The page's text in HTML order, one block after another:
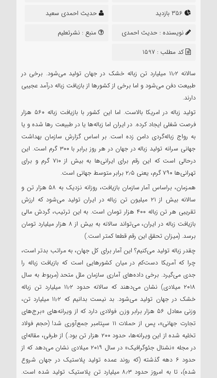
حدیث احمدی سعید
نویسنده : حدیث احمدی
سعید
منبع : نشرتعلیم
کد مطلب : 1597
سالانه ۱۱٫۲ میلیارد تن زباله خشک در جهان تولید می‌شود. برخی در
طبیعت دفن می‌شود و اما برخی از کشورها از بازیافت زباله درآمد عجیبی
دارند.
تولید زباله در امریکا بالاست. اما این کشور با بازیافت زباله ۵۶۰ هزار
فرصت شغلی ایجاد کرده. در ایران اما زباله‌ها یا در طبیعت رها شده و یا
به رواج زباله‌گردی دامن زده است. بر اساس گزارش‌ سازمان بهداشت
جهانی سرانه تولید زباله در جهان در هر روز برابر با ۳۰۰ گرم است. این
درحالی است که این رقم برای ایرانی‌ها به بیش از ۷۱۰ گرم و برای
تهرانی‌ها ۷۹۰ گرم، یعنی ۲٫۵ برابر متوسط جهانی است.
همزمان، براساس آمار سازمان بازیافت، روزانه نزدیک به ۵۸ هزار تن و
سالانه بیش از ۲۱ میلیون تن زباله در ایران تولید می‌شود که ارزش
تقریبی هر تن زباله ۴۰۰ هزار تومان است. به این ترتیب، گردش مالی
بازیافت زباله در ایران، می‌تواند سالانه به بیش از ۸ هزار میلیارد تومان
برسد. (میزان تحقق این رقم قطعا کمتر است.)
چقدر زباله تولید می‌کنیم؟ این آمار برای کل جهان، به مراتب بدتر است،
چرا که آمریکا دست‌کم در میان کشورهایی است که بازیافت زباله را
جدی می‌گیرد. برخی داده‌های آماری سازمان ملل متحد (مربوط به سال
۲۰۱۸ میلادی) نشان می‌دهند که سالانه حدود ۱۱٫۲ میلیارد تن زباله
خشک در جهان تولید می‌شود. بد نیست بدانیم که ۱۱٫۲ میلیارد تن،
وزنی معادل ۵۶ هزار برابر وزن فولادی دارد که از ویرانه‌های «برج‌های
تجارت جهانی»، پس از حملات ۱۱ سپتامبر جمع‌آوری شد! (حجم فولاد
تخلیه شده از این ویرانه‌ها، حدود ۲۰۰ هزار تن بود.) از طرفی، مقاله‌ای
در مجله «نشنال جئوگرافیک» در سال ۲۰۱۹ میلادی نشان می‌دهد که از
حدود ۶ دهه گذشته (که روند عمده تولید پلاستیک در جهان شروع
شده)، تا به امروز حدود ۸٫۳ میلیارد تن پلاستیک تولید شده است.